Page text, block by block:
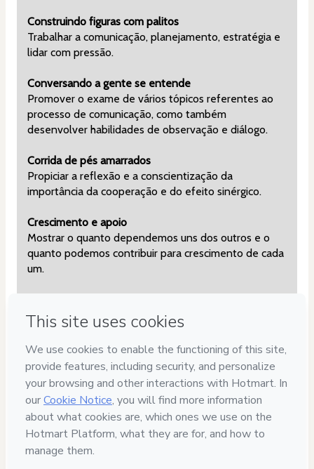
Construindo figuras com palitos
Trabalhar a comunicação, planejamento, estratégia e
lidar com pressão.
Conversando a gente se entende
Promover o exame de vários tópicos referentes ao
processo de comunicação, como também
desenvolver habilidades de observação e diálogo.
Corrida de pés amarrados
Propiciar a reflexão e a conscientização da
importância da cooperação e do efeito sinérgico.
Crescimento e apoio
Mostrar o quanto dependemos uns dos outros e o
quanto podemos contribuir para crescimento de cada
um.
Vitalizar o grupo, explorando criatividade,
cooperação, mudança e flexibilidade.
Guia e cego
Exercitar a auto-confiança e a confiança no outro.
Problemas na empresa
Promover uma situação em que os participantes
possam praticar a priorização, a administração de
tempo e resolução de problemas pensando de forma